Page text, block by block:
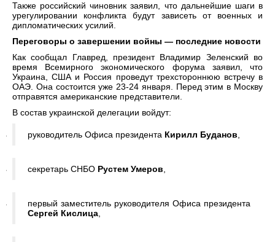
Также российский чиновник заявил, что дальнейшие шаги в
урегулировании конфликта будут зависеть от военных и
дипломатических усилий.
Переговоры о завершении войны — последние новости
Как сообщал Главред, президент Владимир Зеленский во
время Всемирного экономического форума заявил, что
Украина, США и Россия проведут трехстороннюю встречу в
ОАЭ. Она состоится уже 23-24 января. Перед этим в Москву
отправятся американские представители.
В состав украинской делегации войдут:
руководитель Офиса президента Кирилл Буданов,
секретарь СНБО Рустем Умеров,
первый заместитель руководителя Офиса президента
Сергей Кислица,